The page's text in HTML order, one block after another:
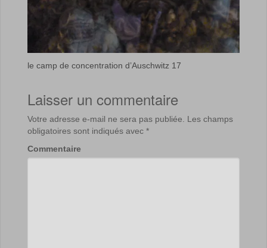
le camp de concentration d’Auschwitz 17
Laisser un commentaire
Votre adresse e-mail ne sera pas publiée. Les champs
obligatoires sont indiqués avec *
Commentaire